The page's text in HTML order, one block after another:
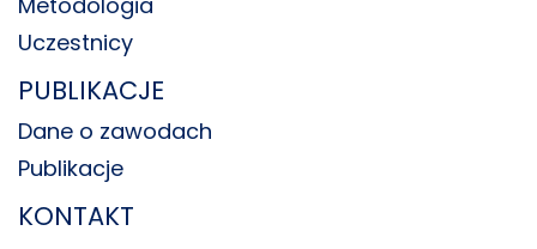
Uczestnicy
PUBLIKACJE
Dane o zawodach
Publikacje
KONTAKT